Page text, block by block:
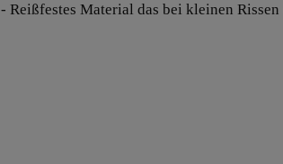
- Reißfestes Material das bei kleinen